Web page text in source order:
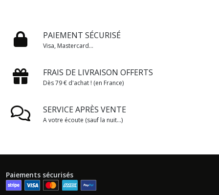
PAIEMENT SÉCURISÉ
Visa, Mastercard...
FRAIS DE LIVRAISON OFFERTS
Dès 79 € d'achat ! (en France)
SERVICE APRÈS VENTE
A votre écoute (sauf la nuit...)
Paiements sécurisés